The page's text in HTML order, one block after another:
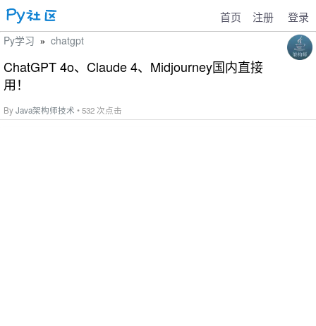
首页 注册 登录
Py学习 » chatgpt
ChatGPT 4o、Claude 4、Midjourney国内直接
用！
ByJava架构师技术 • 532 次点击